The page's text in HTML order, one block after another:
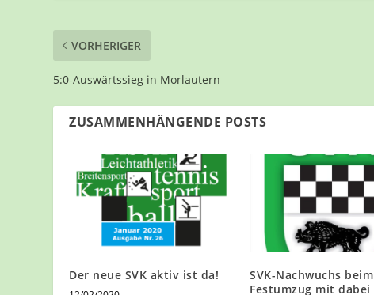
VORHERIGER
5:0-Auswärtssieg in Morlautern
ZUSAMMENHÄNGENDE POSTS
Der neue SVK aktiv ist da!
SVK-Nachwuchs beim
Festumzug mit dabei